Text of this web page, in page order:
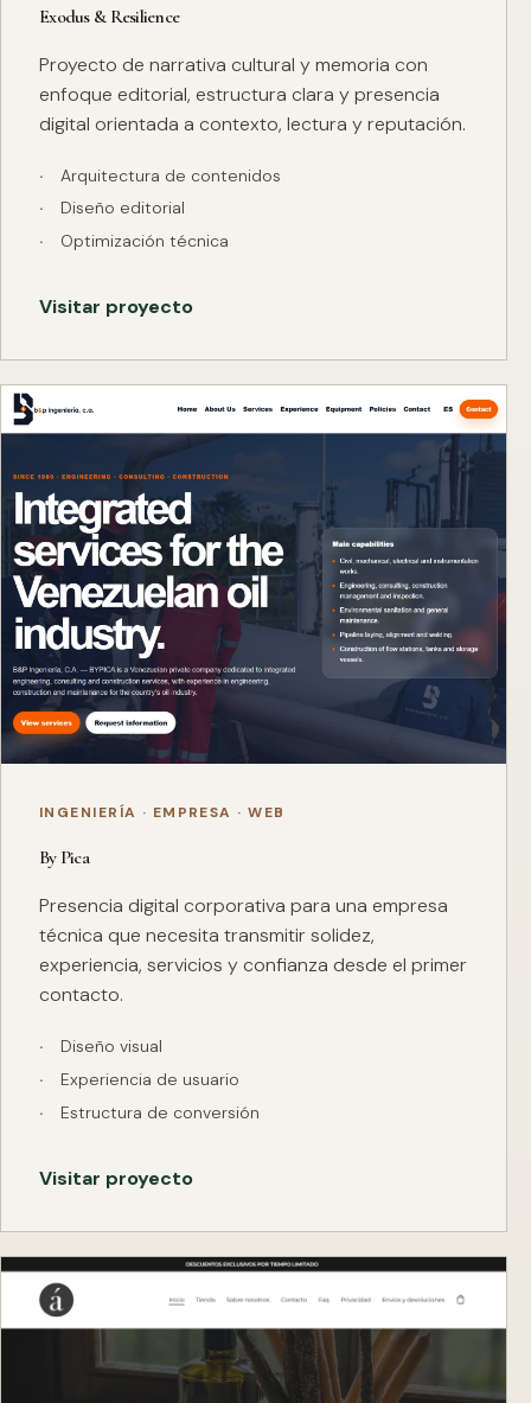
Exodus & Resilience
Proyecto de narrativa cultural y memoria con
enfoque editorial, estructura clara y presencia
digital orientada a contexto, lectura y reputación.
Arquitectura de contenidos
Diseño editorial
Optimización técnica
Visitar proyecto
INGENIERÍA · EMPRESA · WEB
By Pica
Presencia digital corporativa para una empresa
técnica que necesita transmitir solidez,
experiencia, servicios y confianza desde el primer
contacto.
Diseño visual
Experiencia de usuario
Estructura de conversión
Visitar proyecto